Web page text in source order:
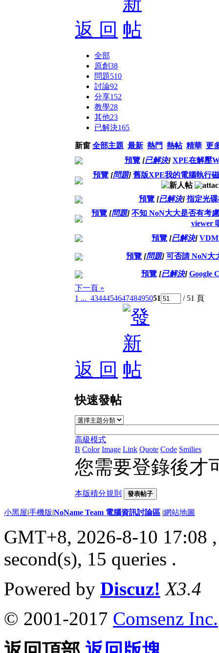
返 回
全部
原創38
問題510
討論92
分享152
教學28
其他23
已解決165
新窗 全部主題 最新 熱門 熱帖 精華 更
預覽 [已解決] XPE在解壓
預覽 [問題] 舊版XPE我的電腦執行
預覽 [已解決] 指定光
預覽 [問題] 不知 NoN大大是否有考
viewer
預覽 [已解決] VDM
預覽 [問題] 可否請 NoN大
預覽 [已解決] Google
下一頁 »
1 ... 434445464748495051 / 51 頁
返 回
快速發帖
高級模式
B Color Image Link Quote Code Smilies
您需要登錄後才
本版積分規則 發表帖子
小黑屋|手機版|NoName Team 電腦資訊討論區 |網站地圖
GMT+8, 2026-8-10 17:08
second(s), 15 queries .
Powered by Discuz! X3.4
© 2001-2017 Comsenz Inc.